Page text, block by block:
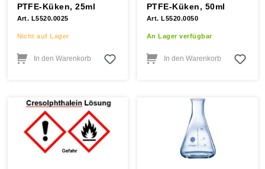
PTFE-Küken, 25ml
Art. L5520.0025
Nicht auf Lager
In den Warenkorb
PTFE-Küken, 50ml
Art. L5520.0050
An Lager verfügbar
In den Warenkorb